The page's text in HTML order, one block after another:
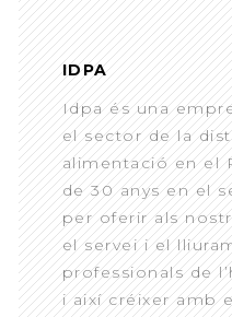
IDPA
Idpa és una
el sector de la
alimentació en el
de 30 anys en el
per oferir als
el servei i el
professionals de
i així créixer amb